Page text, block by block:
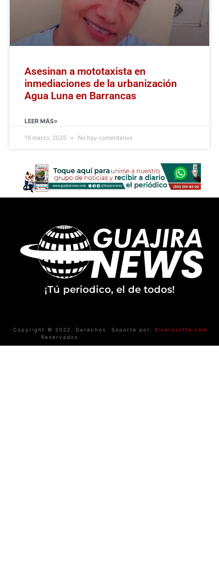
Asesinan a mototaxista en
inmediaciones de la urbanización
Agua Luna en Barrancas
LEER MÁS»
16 marzo, 2025 No hay comentarios
¡Tú periodico, el de todos!
Copyright © 2022. Derechos
Reservados
Soporte por: Riverasofts.com